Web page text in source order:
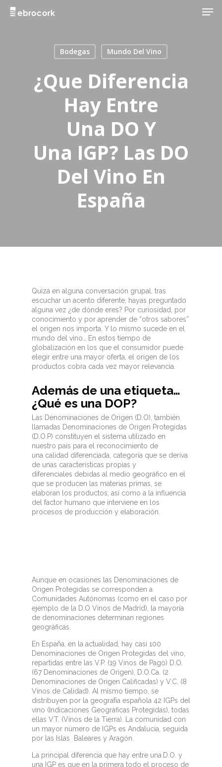
Skip
Bodegas Mundo Del Vino
¿Que Diferencia
Hay Entre
Una DO Y
Una IGP? Las DO
Del Vino En
España
Quizá en alguna conversación grupal, tras
escuchar un acento diferente, hayas preguntado
alguna vez ¿de dónde eres? Por curiosidad, por
conocimiento y por aprender de “otros sabores”
el origen nos importa. Y lo mismo sucede en el
mundo del vino… En estos tiempo de
globalización en los que el consumidor puede
elegir entre una mayor oferta, el origen de los
productos cobra cada vez mayor relevancia.
Además de una etiqueta…
¿Qué es una DOP?
Las Denominaciones de Origen (D.O), también
llamadas Denominaciones de Origen Protegidas
(D.O.P) constituyen el sistema utilizado en
nuestro país para el reconocimiento de
una calidad diferenciada, categoría que se deriva
de unas características propias y
diferenciales debidas al medio geográfico en el
que se producen las materias primas, se
elaboran los productos; así como a la influencia
del factor humano que interviene en los
procesos de producción y elaboración.
Aunque en ocasiones las Denominaciones de
Origen Protegidas se corresponden a
Comunidades Autónomas (como en el caso por
ejemplo de la D.O Vinos de Madrid), la mayoría
de denominaciones determinan regiones
geográficas.
En España, en la actualidad, hay casi 100
Denominaciones de Origen Protegidas del vino,
repartidas entre las V.P. (19 Vinos de Pago) D.O.
(67 Denominaciones de Origen), D.O.Ca. (2
Denominaciones de Origen Calificadas) y V.C. (8
Vinos de Calidad). Al mismo tiempo, se
distribuyen por la geografía española 42 IGPs del
vino (Indicaciones Geográficas Protegidas), todas
ellas V.T. (Vinos de la Tierra). La comunidad con
un mayor número de IGPs es Andalucía, seguida
por las Islas Baleares y Aragón.
La principal diferencia que hay entre una D.O. y
una IGP es que en la primera todo el proceso de